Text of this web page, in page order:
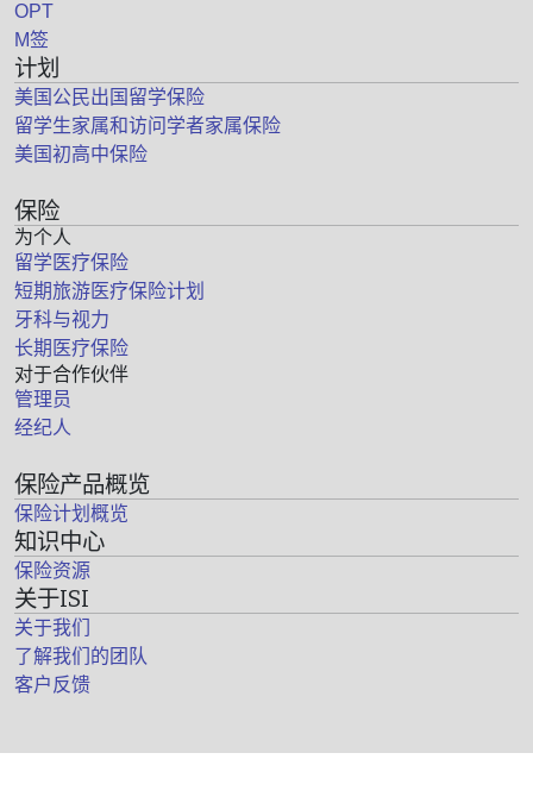
OPT
M签
计划
美国公民出国留学保险
留学生家属和访问学者家属保险
美国初高中保险
保险
为个人
留学医疗保险
短期旅游医疗保险计划
牙科与视力
长期医疗保险
对于合作伙伴
管理员
经纪人
保险产品概览
保险计划概览
知识中心
保险资源
关于ISI
关于我们
了解我们的团队
客户反馈